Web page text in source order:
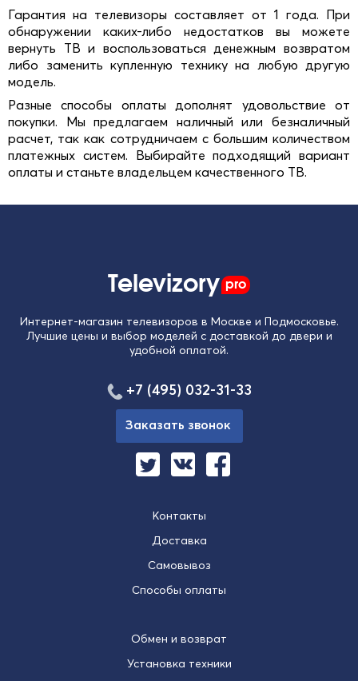
Гарантия на телевизоры составляет от 1 года. При
обнаружении каких-либо недостатков вы можете
вернуть ТВ и воспользоваться денежным возвратом
либо заменить купленную технику на любую другую
модель.
Разные способы оплаты дополнят удовольствие от
покупки. Мы предлагаем наличный или безналичный
расчет, так как сотрудничаем с большим количеством
платежных систем. Выбирайте подходящий вариант
оплаты и станьте владельцем качественного ТВ.
Televizory pro
Интернет-магазин телевизоров в Москве и Подмосковье.
Лучшие цены и выбор моделей с доставкой до двери и
удобной оплатой.
Контакты
Доставка
Самовывоз
Способы оплаты
Обмен и возврат
Установка техники
+7 (495) 032-31-33
Заказать звонок